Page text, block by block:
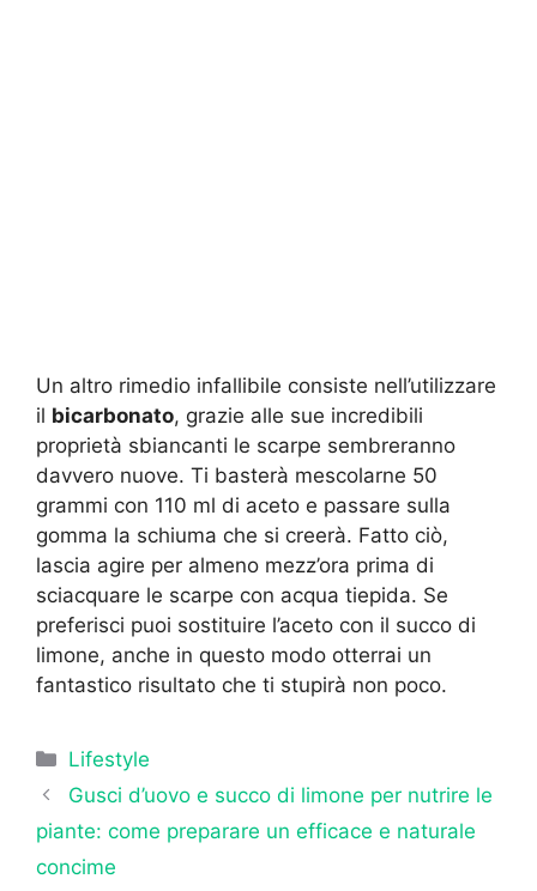
Un altro rimedio infallibile consiste nell’utilizzare
il bicarbonato, grazie alle sue incredibili
proprietà sbiancanti le scarpe sembreranno
davvero nuove. Ti basterà mescolarne 50
grammi con 110 ml di aceto e passare sulla
gomma la schiuma che si creerà. Fatto ciò,
lascia agire per almeno mezz’ora prima di
sciacquare le scarpe con acqua tiepida. Se
preferisci puoi sostituire l’aceto con il succo di
limone, anche in questo modo otterrai un
fantastico risultato che ti stupirà non poco.
Categorie
Lifestyle
Gusci d’uovo e succo di limone per nutrire le
piante: come preparare un efficace e naturale
concime